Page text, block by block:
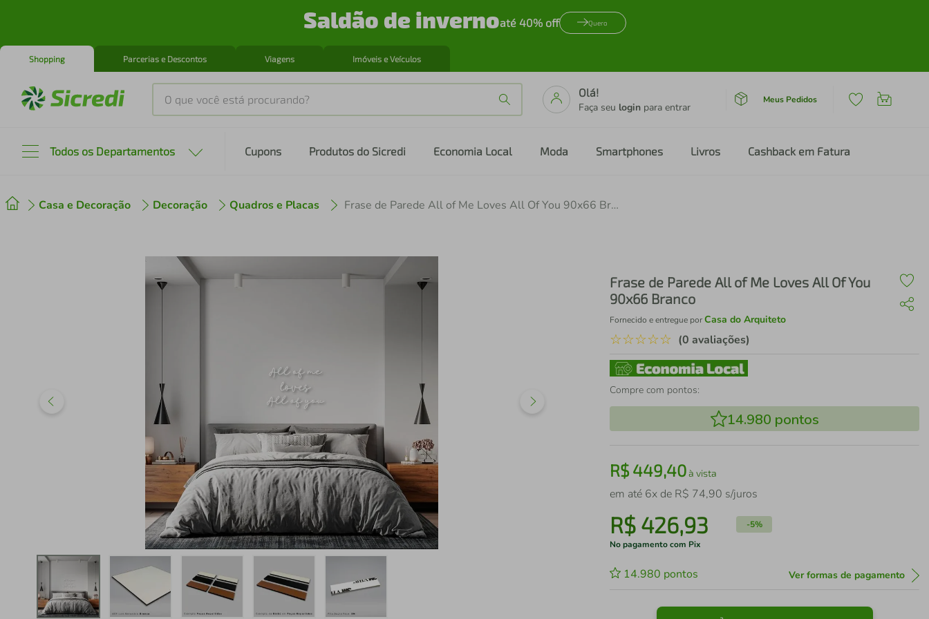
Saldão de invernoaté 40% off Quero
Shopping Parcerias e Descontos Viagens Imóveis e Veículos
O que você está procurando?
Olá!
Faça seu login para entrar
Meus Pedidos
Todos os Departamentos Cupons Produtos do Sicredi Economia Local Moda Smartphones Livros Cashback em Fatura
Casa e Decoração Decoração Quadros e Placas Frase de Parede All of Me Loves All Of You 90x66 Branco
Frase de Parede All of Me Loves All Of You
90x66 Branco
Fornecido e entregue porCasa do Arquiteto
☆☆☆☆☆ (0 avaliações)
Compre com pontos:
14.980 pontos
R$449,40à vista
em até 6x de R$ 74,90 s/juros
R$ 426,93 -5%
No pagamento com Pix
14.980 pontos Ver formas de pagamento
º cafeteira
º air fryer